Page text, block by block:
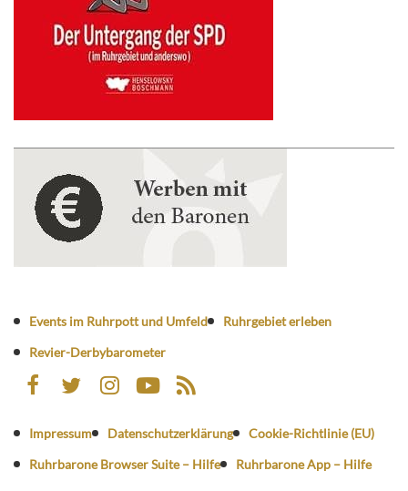
Events im Ruhrpott und Umfeld
Ruhrgebiet erleben
Revier-Derbybarometer
Impressum Datenschutzerklärung
Cookie-Richtlinie (EU)
Ruhrbarone Browser Suite – Hilfe
Ruhrbarone App – Hilfe